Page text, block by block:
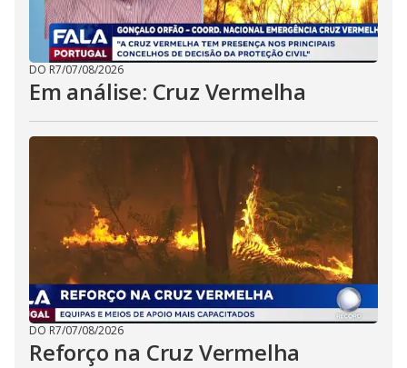
DO R7/07/08/2026
Em análise: Cruz Vermelha
DO R7/07/08/2026
Reforço na Cruz Vermelha